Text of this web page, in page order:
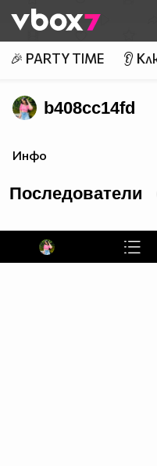
👾
🎉 PARTY TIME 👂
b408cc14fd
Инфо
Последователи